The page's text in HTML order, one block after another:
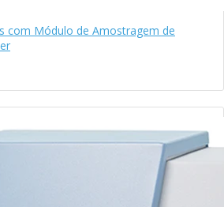
com Módulo de Amostragem de